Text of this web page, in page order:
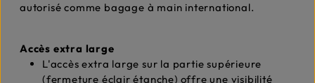
autorisé comme bagage à main international.
Accès extra large
L'accès extra large sur la partie supérieure
(fermeture éclair étanche) offre une visibilité